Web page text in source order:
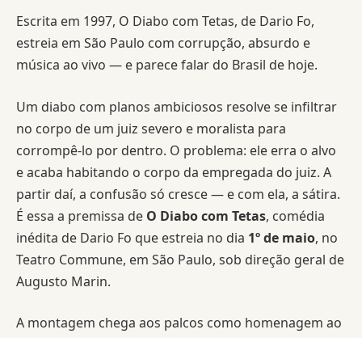
Escrita em 1997, O Diabo com Tetas, de Dario Fo,
estreia em São Paulo com corrupção, absurdo e
música ao vivo — e parece falar do Brasil de hoje.
Um diabo com planos ambiciosos resolve se infiltrar
no corpo de um juiz severo e moralista para
corrompê-lo por dentro. O problema: ele erra o alvo
e acaba habitando o corpo da empregada do juiz. A
partir daí, a confusão só cresce — e com ela, a sátira.
É essa a premissa de O Diabo com Tetas, comédia
inédita de Dario Fo que estreia no dia 1º de maio, no
Teatro Commune, em São Paulo, sob direção geral de
Augusto Marin.
A montagem chega aos palcos como homenagem ao